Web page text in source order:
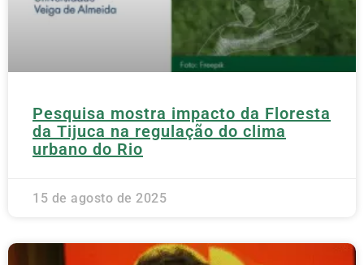
Pesquisa mostra impacto da Floresta
da Tijuca na regulação do clima
urbano do Rio
15 de agosto de 2025